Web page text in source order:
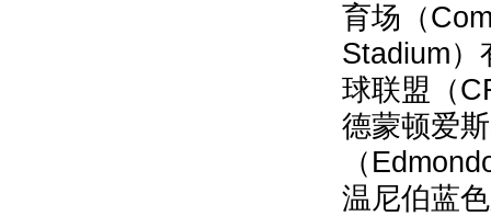
育场（
Stadium）
球联盟（
德蒙顿爱
（
温尼伯蓝